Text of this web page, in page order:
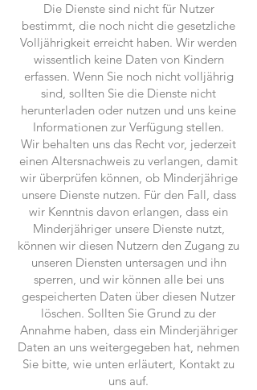
Die Dienste sind nicht für Nutzer
bestimmt, die noch nicht die gesetzliche
Volljährigkeit erreicht haben. Wir werden
wissentlich keine Daten von Kindern
erfassen. Wenn Sie noch nicht volljährig
sind, sollten Sie die Dienste nicht
herunterladen oder nutzen und uns keine
Informationen zur Verfügung stellen.
Wir behalten uns das Recht vor, jederzeit
einen Altersnachweis zu verlangen, damit
wir überprüfen können, ob Minderjährige
unsere Dienste nutzen. Für den Fall, dass
wir Kenntnis davon erlangen, dass ein
Minderjähriger unsere Dienste nutzt,
können wir diesen Nutzern den Zugang zu
unseren Diensten untersagen und ihn
sperren, und wir können alle bei uns
gespeicherten Daten über diesen Nutzer
löschen. Sollten Sie Grund zu der
Annahme haben, dass ein Minderjähriger
Daten an uns weitergegeben hat, nehmen
Sie bitte, wie unten erläutert, Kontakt zu
uns auf.